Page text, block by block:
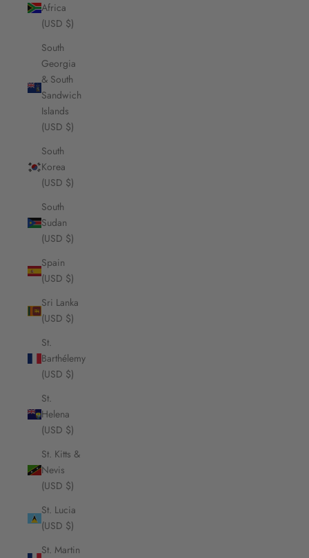
Africa
(USD $)
South
Georgia
& South
Sandwich
Islands
(USD $)
South
Korea
(USD $)
South
Sudan
(USD $)
Spain
(USD $)
Sri Lanka
(USD $)
St.
Barthélemy
(USD $)
St.
Helena
(USD $)
St. Kitts &
Nevis
(USD $)
St. Lucia
(USD $)
St. Martin